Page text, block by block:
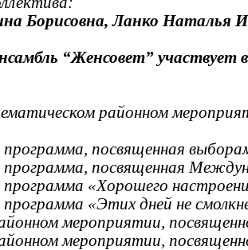
Борисовна, Ланко Наталья
“Женсовет”
районном
посвященная
посвященная
«Хорошего
«Этих дней не
мероприятии,
мероприятии,